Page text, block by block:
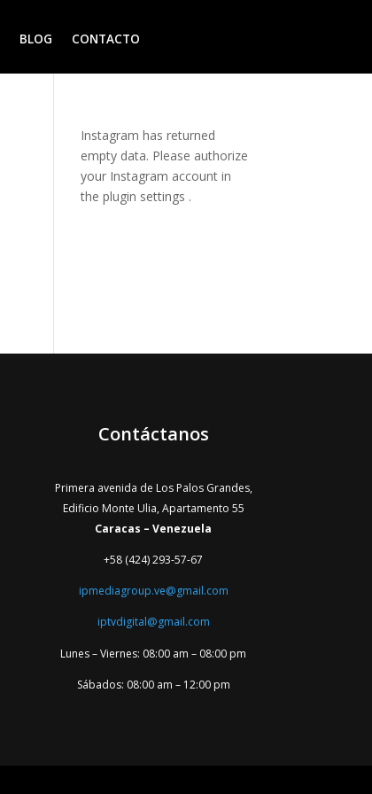
BLOG CONTACTO
Instagram has returned
empty data. Please authorize
your Instagram account in
theplugin settings .
Contáctanos
Primera avenida de Los Palos Grandes,
Edificio Monte Ulia, Apartamento 55
Caracas – Venezuela
+58 (424) 293-57-67
ipmediagroup.ve@gmail.com
iptvdigital@gmail.com
Lunes – Viernes: 08:00 am – 08:00 pm
Sábados: 08:00 am – 12:00 pm